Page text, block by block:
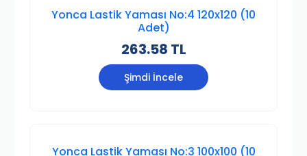
Yonca Lastik Yaması No:4 120x120 (10
Adet)
263.58 TL
Şimdi İncele
Yonca Lastik Yaması No:3 100x100 (10